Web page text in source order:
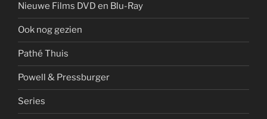
Nieuwe Films DVD en Blu-Ray
Ook nog gezien
Pathé Thuis
Powell & Pressburger
Series